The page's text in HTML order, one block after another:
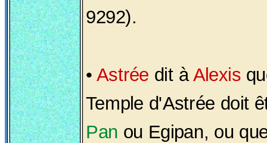
9292).
•Astrée dit àAlexis
Temple d'Astrée doit
Pan ou Egipan, ou